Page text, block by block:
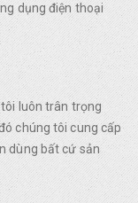
dụng điện thoại
luôn trân trọng
chúng tôi cung cấp
dùng bất cứ sản